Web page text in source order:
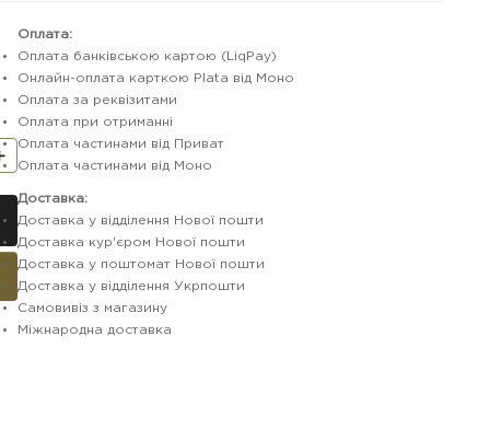
Оплата:
Оплата банківською картою (LiqPay)
Онлайн-оплата карткою Plata від Моно
Оплата за реквізитами
Оплата при отриманні
Оплата частинами від Приват
Оплата частинами від Моно
Доставка:
Доставка у відділення Нової пошти
Доставка кур'єром Нової пошти
Доставка у поштомат Нової пошти
Доставка у відділення Укрпошти
Самовивіз з магазину
Міжнародна доставка